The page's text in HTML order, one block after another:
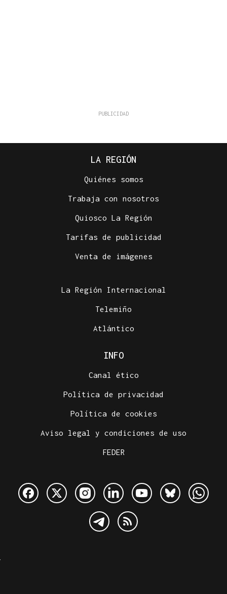
LA REGIÓN
Quiénes somos
Trabaja con nosotros
Quiosco La Región
Tarifas de publicidad
Venta de imágenes
La Región Internacional
Telemiño
Atlántico
INFO
Canal ético
Política de privacidad
Política de cookies
Aviso legal y condiciones de uso
FEDER